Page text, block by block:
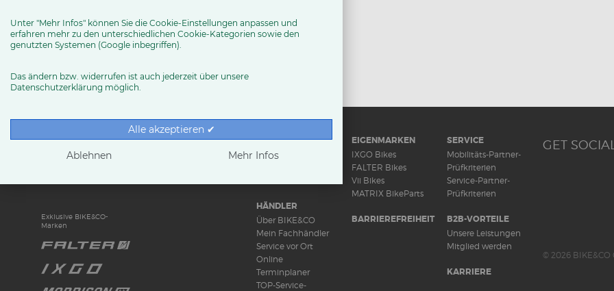
Exklusive BIKE&CO-
Marken
RUND UMS RAD
News & Trends
HÄNDLER
Über BIKE&CO
Mein Fachhändler
Service vor Ort
Online
Terminplaner
TOP-Service-
EIGENMARKEN
IXGO Bikes
FALTER Bikes
Vii Bikes
MATRIX BikeParts
BARRIEREFREIHEIT
SERVICE
Mobilitäts-Partner-
Prüfkriterien
Service-Partner-
Prüfkriterien
B2B-VORTEILE
Unsere Leistungen
Mitglied werden
KARRIERE
GET
© 2026 BIKE&CO
Unter "Mehr Infos" können Sie die Cookie-Einstellungen anpassen und
erfahren mehr zu den unterschiedlichen Cookie-Kategorien sowie den
genutzten Systemen (Google inbegriffen).
Das ändern bzw. widerrufen ist auch jederzeit über unsere
Datenschutzerklärung möglich.
Alle akzeptieren ✔
Ablehnen Mehr Infos